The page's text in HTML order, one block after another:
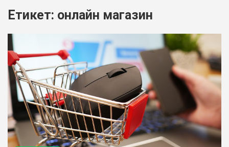
Етикет: онлайн магазин